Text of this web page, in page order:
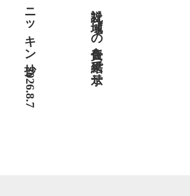
ニッキン抄 2026.8.7 社説 地域への責任を結果で示せ